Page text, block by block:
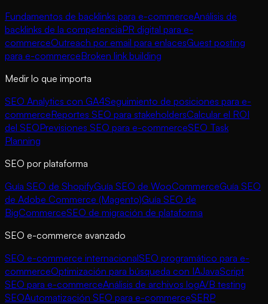
Fundamentos de backlinks para e-commerceAnálisis de
backlinks de la competenciaPR digital para e-
commerceOutreach por email para enlacesGuest posting
para e-commerceBroken link building
Medir lo que importa
SEO Analytics con GA4Seguimiento de posiciones para e-
commerceReportes SEO para stakeholdersCalcular el ROI
del SEOPrevisiones SEO para e-commerceSEO Task
Planning
SEO por plataforma
Guía SEO de ShopifyGuía SEO de WooCommerceGuía SEO
de Adobe Commerce (Magento)Guía SEO de
BigCommerceSEO de migración de plataforma
SEO e-commerce avanzado
SEO e-commerce internacionalSEO programático para e-
commerceOptimización para búsqueda con IAJavaScript
SEO para e-commerceAnálisis de archivos logA/B testing
SEOAutomatización SEO para e-commerceSERP